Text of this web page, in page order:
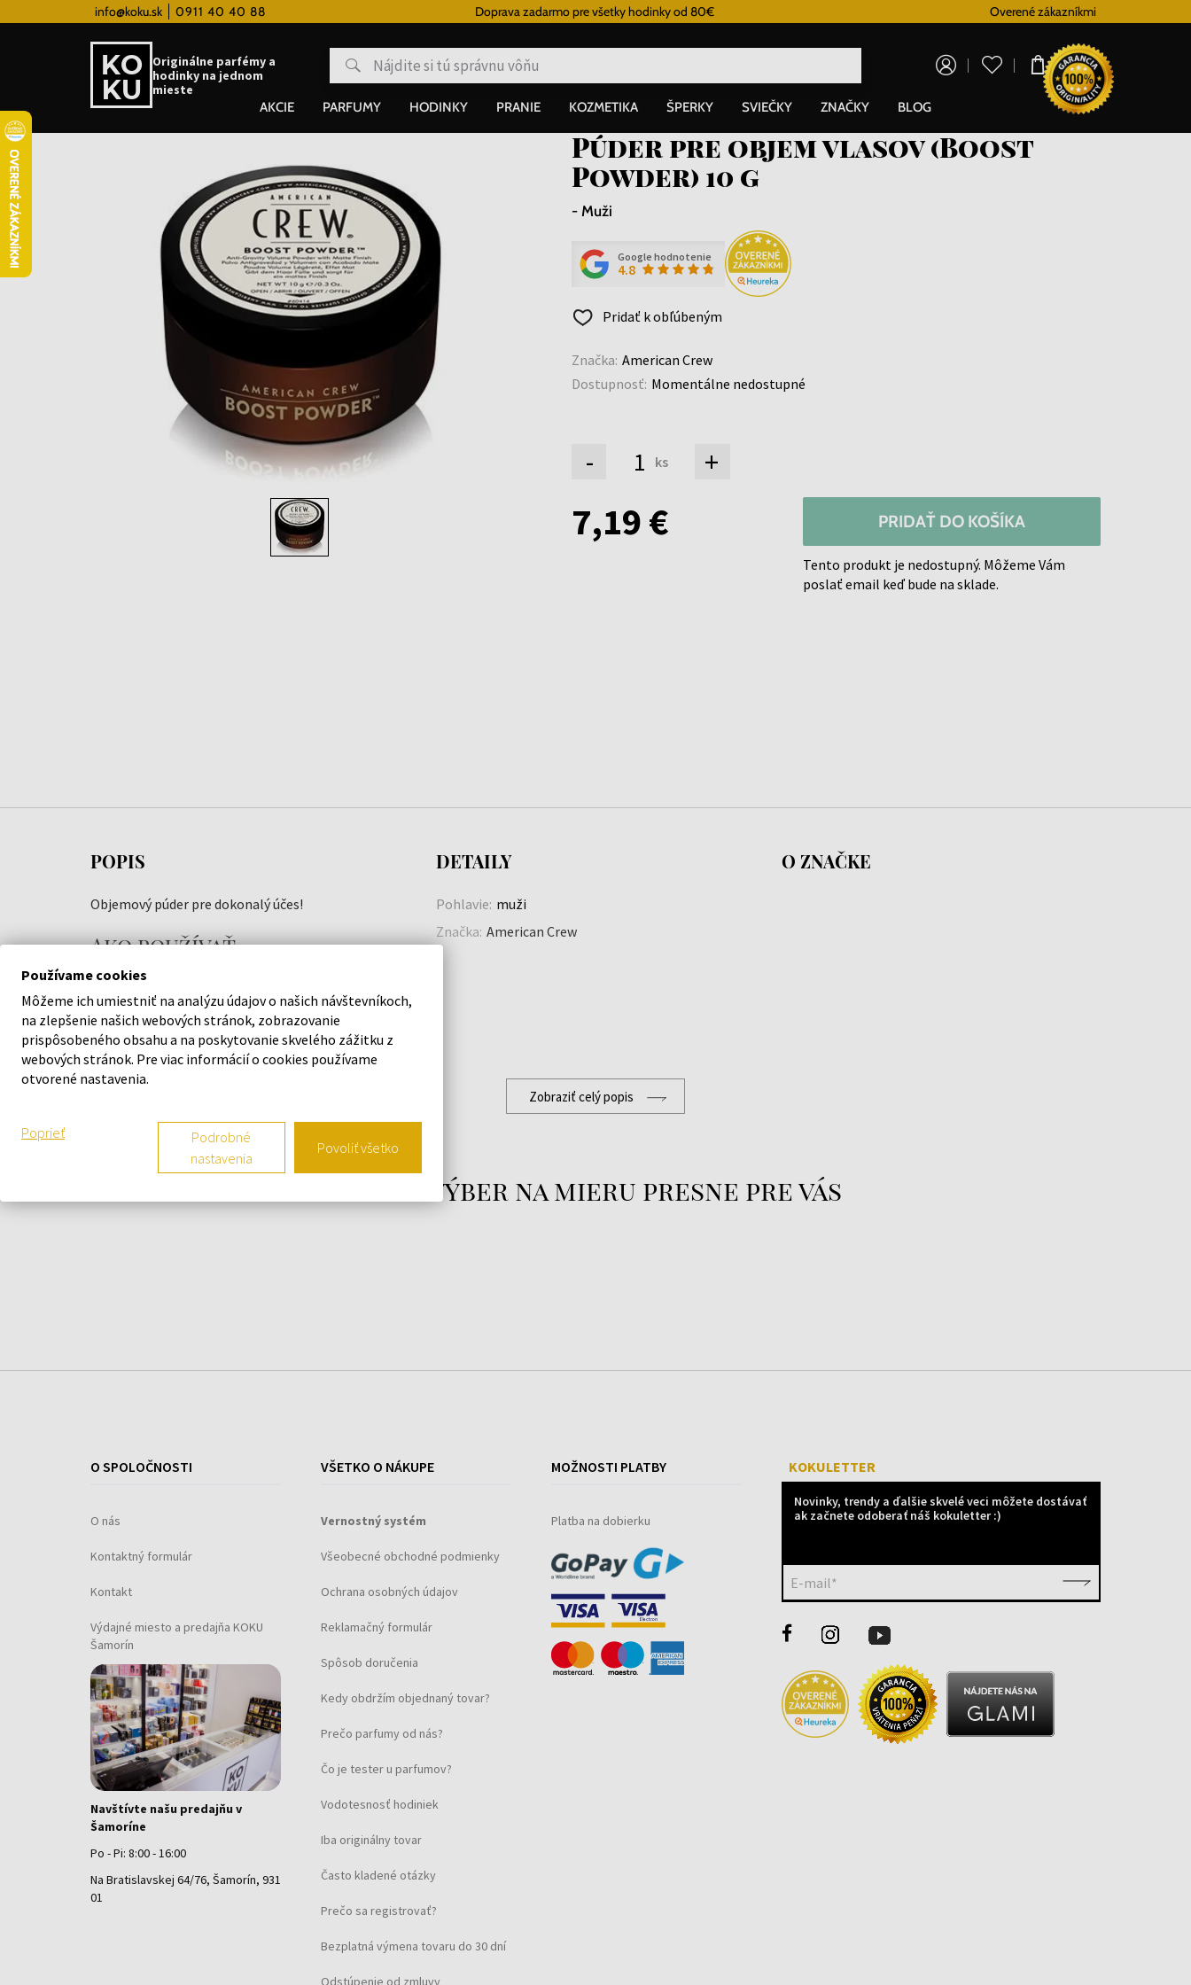
info@koku.sk 0911 40 40 88Vernostný systém Doprava zadarmo pre všetky hodinky od 80€ Overené zákazníkmi
Originálne parfémy a
hodinky na jednom
mieste
0,00 €
AKCIE PARFUMY HODINKY PRANIE KOZMETIKA ŠPERKY SVIEČKY ZNAČKY BLOG
Púder pre objem vlasov (Boost
Powder) 10 g
- Muži
Google hodnotenie
4.8
Pridať k obľúbeným
Značka: American Crew
Dostupnosť: Momentálne nedostupné
- ks +
7,19 € PRIDAŤ DO KOŠÍKA
Tento produkt je nedostupný. Môžeme Vám
poslať email keď bude na sklade.
POPIS
Objemový púder pre dokonalý účes!
Ako používať
Naneste malé množstvo púdru do dlane a poprášte
suché vlasy, potom vytvorte účes. Pred aplikáciou
niekoľkokrát zľahka poklepte na uzáver, aby sa
uvoľnilo požadované množstvo púdru.
Popis
Účinné látky:
propylénglykol - zvláčňuje vlasovú pokožku a
hydratuje,
DETAILY
Pohlavie: muži
Značka: American Crew
O ZNAČKE
Zobraziť celý popis
Náš výber na mieru presne pre vás
O SPOLOČNOSTI
O nás
Kontaktný formulár
Kontakt
Výdajné miesto a predajňa KOKU
Šamorín
Navštívte našu predajňu v
Šamoríne
Po - Pi: 8:00 - 16:00
Na Bratislavskej 64/76, Šamorín, 931
01
VŠETKO O NÁKUPE
Vernostný systém
Všeobecné obchodné podmienky
Ochrana osobných údajov
Reklamačný formulár
Spôsob doručenia
Kedy obdržím objednaný tovar?
Prečo parfumy od nás?
Čo je tester u parfumov?
Vodotesnosť hodiniek
Iba originálny tovar
Často kladené otázky
Prečo sa registrovať?
Bezplatná výmena tovaru do 30 dní
Odstúpenie od zmluvy
MOŽNOSTI PLATBY
Platba na dobierku
KOKULETTER
Novinky, trendy a ďalšie skvelé veci môžete dostávať
ak začnete odoberať náš kokuletter :)
E-mail*
Používame cookies
Môžeme ich umiestniť na analýzu údajov o našich návštevníkoch,
na zlepšenie našich webových stránok, zobrazovanie
prispôsobeného obsahu a na poskytovanie skvelého zážitku z
webových stránok. Pre viac informácií o cookies používame
otvorené nastavenia.
Poprieť
Podrobné
nastavenia
Povoliť všetko